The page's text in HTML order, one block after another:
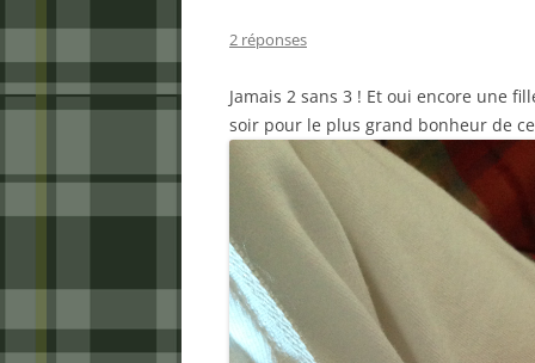
2 réponses
Jamais 2 sans 3 ! Et oui encore une
soir pour le plus grand bonheur de